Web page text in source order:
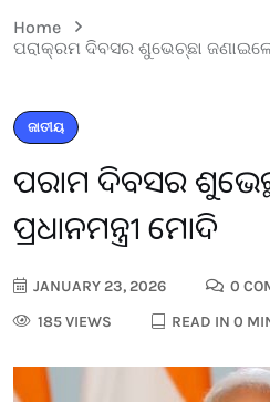
Home
ପରାକ୍ରମ ଦିବସର ଶୁଭେଚ୍ଛା
ଜାତୀୟ
ପରାକ୍ରମ ଦିବସର
ପ୍ରଧାନମନ୍ତ୍ରୀ ମୋଦି
JANUARY 23, 2026
0
185 VIEWS
READ IN 0